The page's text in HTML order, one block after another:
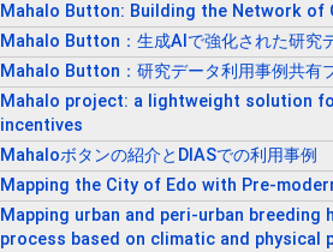
Mahalo Button: Building the Network
Mahalo Button：生成AIで強化された研究
Mahalo Button：研究データ利用事例共有
Mahalo project: a lightweight solution
incentives
Mahaloボタンの紹介とDIASでの利用事例
Mapping the City of Edo with Pre-
Mapping urban and peri-urban
process based on climatic and physical